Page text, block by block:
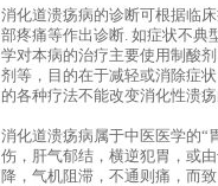
消化道溃疡病的诊断可根据临
部疼痛等作出诊断. 如症状不典
学对本病的治疗主要使用制酸剂
剂等，目的在于减轻或消除症
的各种疗法不能改变消化性溃
消化道溃疡病属于中医医学的“
伤，肝气郁结，横逆犯胃， 或
降，气机阻滞，不通则痛，而